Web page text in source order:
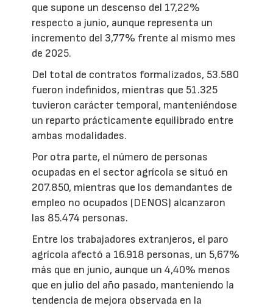
que supone un descenso del 17,22%
respecto a junio, aunque representa un
incremento del 3,77% frente al mismo mes
de 2025.
Del total de contratos formalizados, 53.580
fueron indefinidos, mientras que 51.325
tuvieron carácter temporal, manteniéndose
un reparto prácticamente equilibrado entre
ambas modalidades.
Por otra parte, el número de personas
ocupadas en el sector agrícola se situó en
207.850, mientras que los demandantes de
empleo no ocupados (DENOS) alcanzaron
las 85.474 personas.
Entre los trabajadores extranjeros, el paro
agrícola afectó a 16.918 personas, un 5,67%
más que en junio, aunque un 4,40% menos
que en julio del año pasado, manteniendo la
tendencia de mejora observada en la